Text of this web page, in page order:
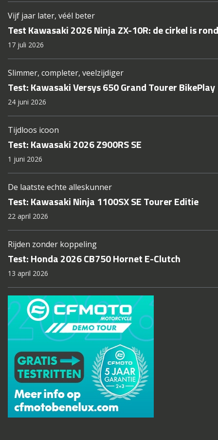
Vijf jaar later, véél beter
Test Kawasaki 2026 Ninja ZX-10R: de cirkel is rond
17 juli 2026
Slimmer, completer, veelzijdiger
Test: Kawasaki Versys 650 Grand Tourer BikePlay
24 juni 2026
Tijdloos icoon
Test: Kawasaki 2026 Z900RS SE
1 juni 2026
De laatste echte alleskunner
Test: Kawasaki Ninja 1100SX SE Tourer Editie
22 april 2026
Rijden zonder koppeling
Test: Honda 2026 CB750 Hornet E-Clutch
13 april 2026